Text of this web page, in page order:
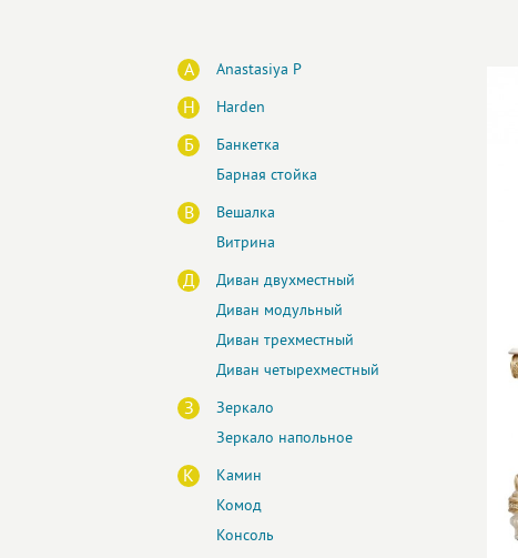
A Anastasiya P
H Harden
Б
Банкетка
Барная стойка
В
Вешалка
Витрина
Д
Диван двухместный
Диван модульный
Диван трехместный
Диван четырехместный
З
Зеркало
Зеркало напольное
К
Камин
Комод
Консоль